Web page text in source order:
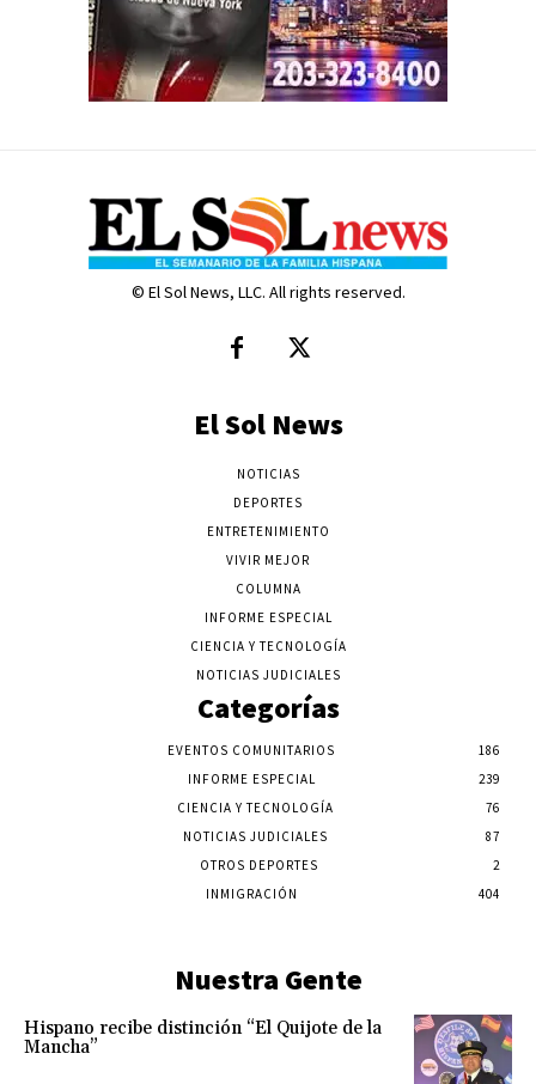
© El Sol News, LLC. All rights reserved.
El Sol News
NOTICIAS
DEPORTES
ENTRETENIMIENTO
VIVIR MEJOR
COLUMNA
INFORME ESPECIAL
CIENCIA Y TECNOLOGÍA
NOTICIAS JUDICIALES
Categorías
EVENTOS COMUNITARIOS
186
INFORME ESPECIAL
239
CIENCIA Y TECNOLOGÍA
76
NOTICIAS JUDICIALES
87
OTROS DEPORTES
2
INMIGRACIÓN
404
Nuestra Gente
Hispano recibe distinción “El Quijote de la
Mancha”